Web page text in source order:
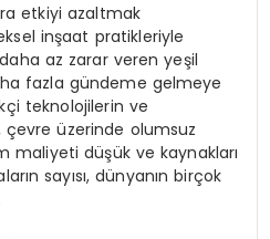
etkiyi azaltmak
inşaat pratikleriyle
az zarar veren yeşil
fazla gündeme gelmeye
teknolojilerin ve
çevre üzerinde olumsuz
maliyeti düşük ve kaynakları
sayısı, dünyanın birçok